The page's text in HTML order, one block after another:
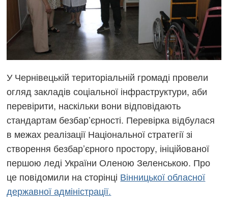
У Чернівецькій територіальній громаді провели
огляд закладів соціальної інфраструктури, аби
перевірити, наскільки вони відповідають
стандартам безбар’єрності. Перевірка відбулася
в межах реалізації Національної стратегії зі
створення безбар’єрного простору, ініційованої
першою леді України Оленою Зеленською. Про
це повідомили на сторінці Вінницької обласної
державної адміністрації.